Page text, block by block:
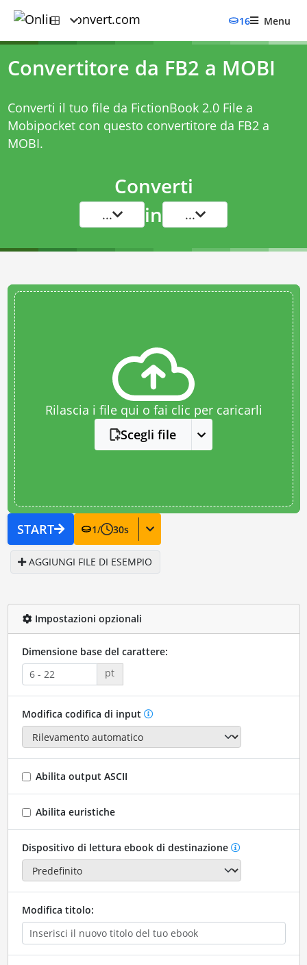
16 Menu
Convertitore da FB2 a MOBI
Converti il tuo file da FictionBook 2.0 File a
Mobipocket con questo convertitore da FB2 a
MOBI.
Converti
... in ...
Rilascia i file qui o fai clic per caricarli
Scegli file
START 1/ 30s
AGGIUNGI FILE DI ESEMPIO
Impostazioni opzionali
Dimensione base del carattere:
pt
Modifica codifica di input
Abilita output ASCII
Abilita euristiche
Dispositivo di lettura ebook di destinazione
Modifica titolo: